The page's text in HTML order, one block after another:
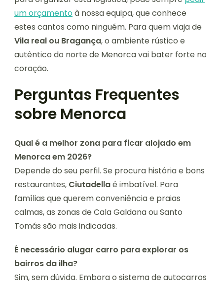
um orçamentoà nossa equipa, que conhece
estes cantos como ninguém. Para quem viaja de
Vila real ou Bragança, o ambiente rústico e
autêntico do norte de Menorca vai bater forte no
coração.
Perguntas Frequentes
sobre Menorca
Qual é a melhor zona para ficar alojado em
Menorca em 2026?
Depende do seu perfil. Se procura história e bons
restaurantes, Ciutadellaé imbatível. Para
famílias que querem conveniência e praias
calmas, as zonas de Cala Galdana ou Santo
Tomás são mais indicadas.
É necessário alugar carro para explorar os
bairros da ilha?
Sim, sem dúvida. Embora o sistema de autocarros